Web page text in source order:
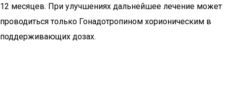
12 месяцев. При улучшениях дальнейшее лечение может
проводиться только Гонадотропином хорионическим в
поддерживающих дозах.